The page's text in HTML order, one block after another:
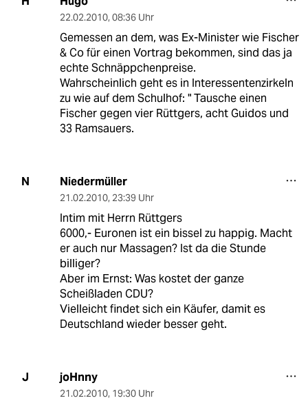
22.02.2010, 08:36 Uhr
Gemessen an dem, was Ex-Minister wie Fischer
& Co für einen Vortrag bekommen, sind das ja
echte Schnäppchenpreise.
Wahrscheinlich geht es in Interessentenzirkeln
zu wie auf dem Schulhof: " Tausche einen
Fischer gegen vier Rüttgers, acht Guidos und
33 Ramsauers.
N Niedermüller
21.02.2010, 23:39 Uhr
Intim mit Herrn Rüttgers
6000,- Euronen ist ein bissel zu happig. Macht
er auch nur Massagen? Ist da die Stunde
billiger?
Aber im Ernst: Was kostet der ganze
Scheißladen CDU?
Vielleicht findet sich ein Käufer, damit es
Deutschland wieder besser geht.
J joHnny
21.02.2010, 19:30 Uhr